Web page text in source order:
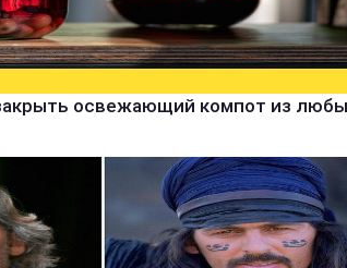
освежающий компот из